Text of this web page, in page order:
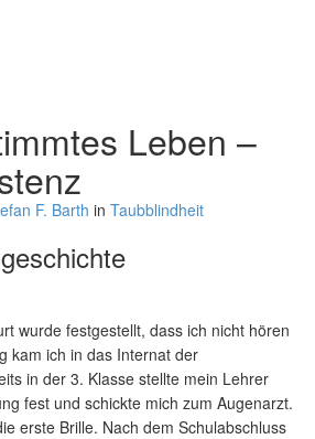
Leben –
F. Barth in Taubblindheit
wurde festgestellt, dass ich nicht hören
kam ich in das Internat der
in der 3. Klasse stellte mein Lehrer
fest und schickte mich zum Augenarzt.
erste Brille. Nach dem Schulabschluss